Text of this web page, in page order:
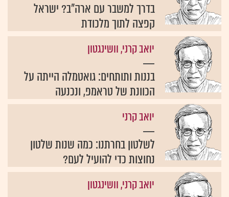
בדרך למשבר עם ארה"ב? ישראל
קפצה לתוך מלכודת
יואב קרני, וושינגטון
בננות ותותחים: גואטמלה הייתה על
הכוונת של טראמפ, ונכנעה
יואב קרני
לשלטון בחרתנו: כמה שנות שלטון
נחוצות כדי להועיל לעם?
יואב קרני, וושינגטון